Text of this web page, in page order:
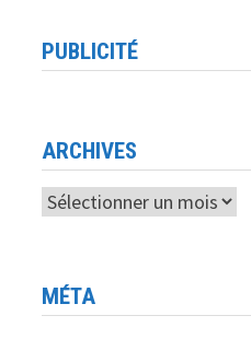
PUBLICITÉ
ARCHIVES
Archives
MÉTA